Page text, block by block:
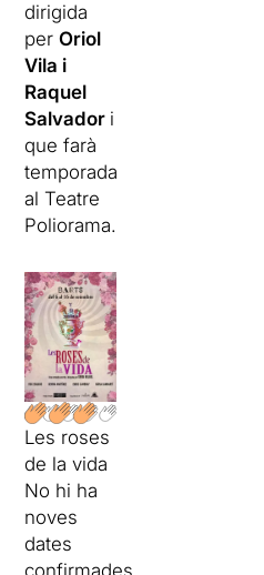
dirigida
perOriol
Vila i
Raquel
Salvador i
que farà
temporada
al Teatre
Poliorama.
Les roses
de la vida
No hi ha
noves
dates
confirmades